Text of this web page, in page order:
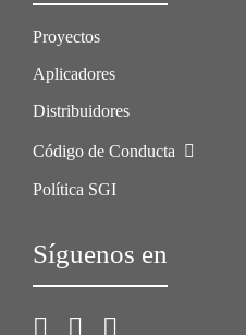
Proyectos
Aplicadores
Distribuidores
Código de Conducta
Política SGI
Síguenos en